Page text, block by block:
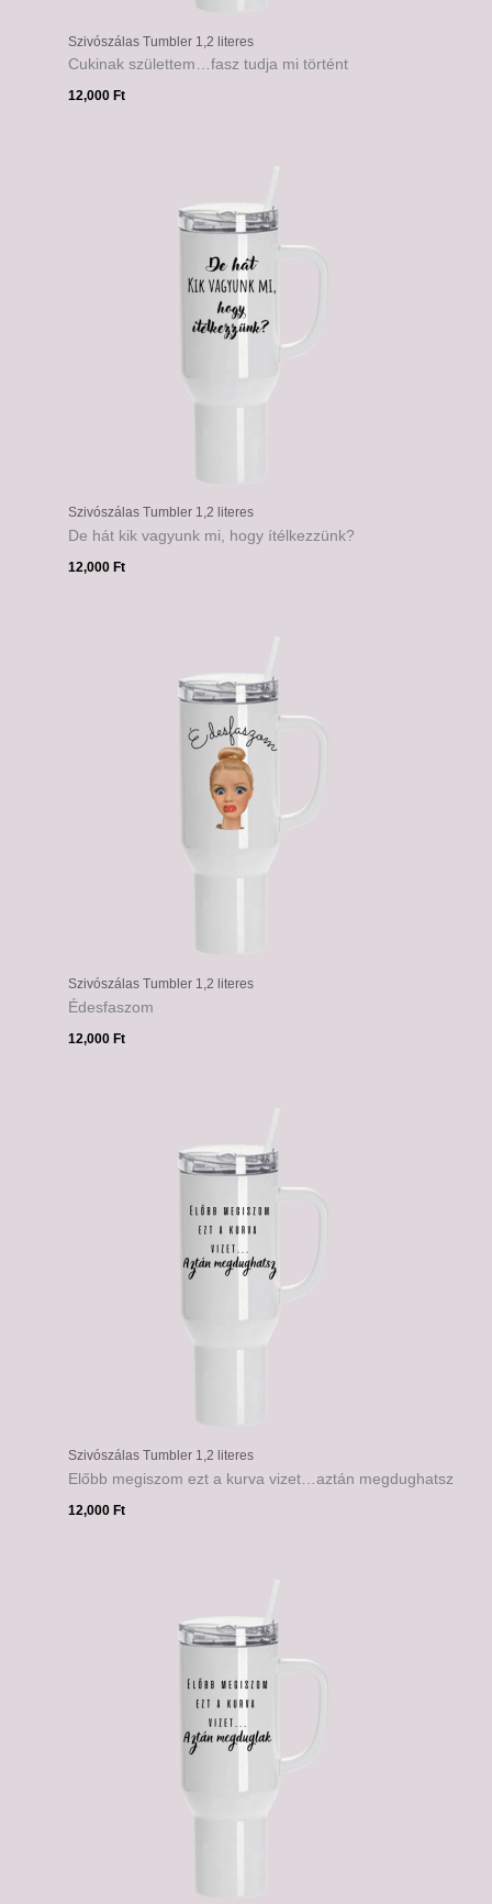
Szivószálas Tumbler 1,2 literes
Cukinak születtem…fasz tudja mi történt
12,000 Ft
Szivószálas Tumbler 1,2 literes
De hát kik vagyunk mi, hogy ítélkezzünk?
12,000 Ft
Szivószálas Tumbler 1,2 literes
Édesfaszom
12,000Ft
Szivószálas Tumbler 1,2 literes
Előbb megiszom ezt a kurva vizet…aztán megdughatsz
12,000Ft